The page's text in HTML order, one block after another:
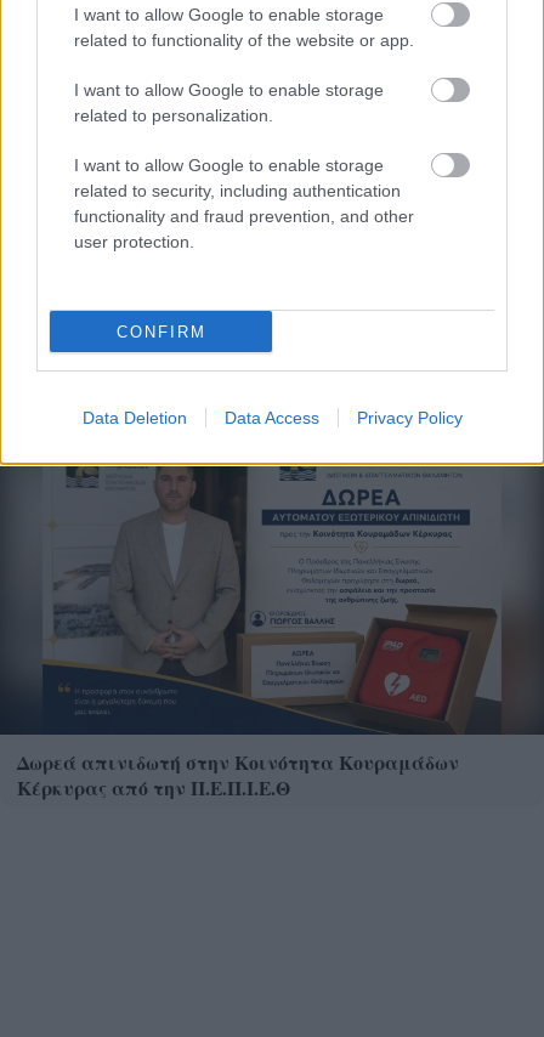
I want to allow Google to enable storage
related to functionality of the website or app.
I want to allow Google to enable storage
related to personalization.
I want to allow Google to enable storage
related to security, including authentication
functionality and fraud prevention, and other
user protection.
CONFIRM
Data Deletion Data Access Privacy Policy
πάρα πολλούς
Δωρεά απινιδωτή στην Κοινότητα Κουραμάδων
Κέρκυρας από την Π.Ε.Π.Ι.Ε.Θ